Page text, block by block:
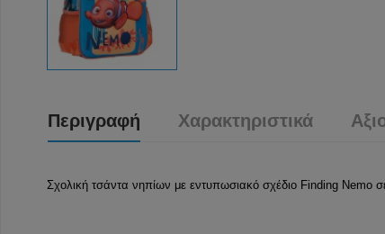
Περιγραφή Χαρακτηριστικά
Σχολική τσάντα νηπίων με εντυπωσιακό σχέδιο Finding